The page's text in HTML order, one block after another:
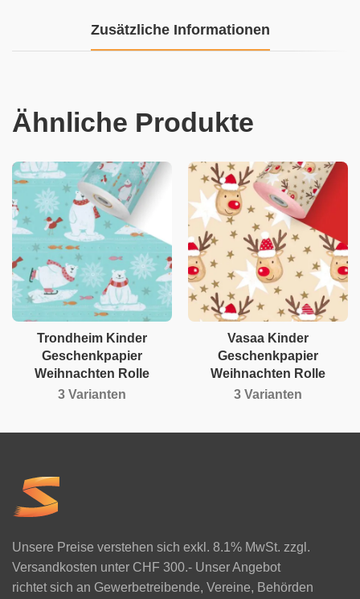
Zusätzliche Informationen
Ähnliche Produkte
Trondheim Kinder
Geschenkpapier
Weihnachten Rolle
3 Varianten
Vasaa Kinder
Geschenkpapier
Weihnachten Rolle
3 Varianten
Unsere Preise verstehen sich exkl. 8.1% MwSt. zzgl.
Versandkosten unter CHF 300.- Unser Angebot
richtet sich an Gewerbetreibende, Vereine, Behörden